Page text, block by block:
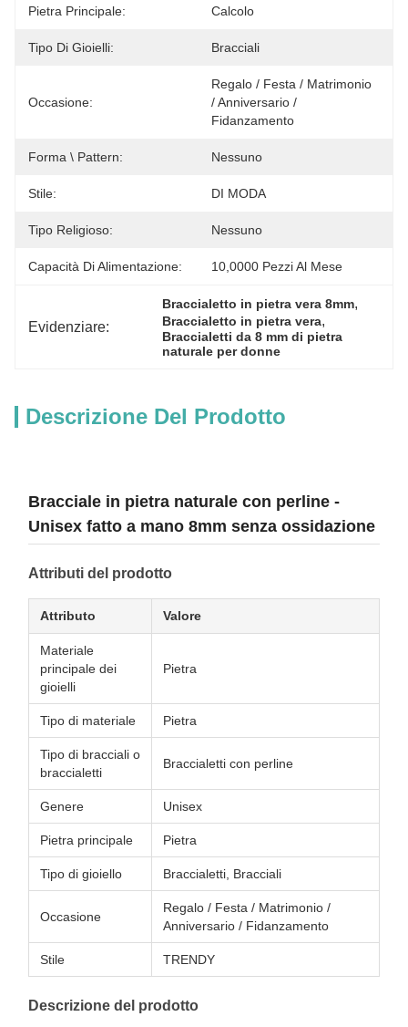
Pietra Principale: Calcolo
Tipo Di Gioielli: Bracciali
Occasione:
Regalo / Festa / Matrimonio
/ Anniversario /
Fidanzamento
Forma \ Pattern: Nessuno
Stile: DI MODA
Tipo Religioso: Nessuno
Capacità Di Alimentazione: 10,0000 Pezzi Al Mese
Evidenziare:
Braccialetto in pietra vera 8mm,
Braccialetto in pietra vera,
Braccialetti da 8 mm di pietra
naturale per donne
Descrizione Del Prodotto
Bracciale in pietra naturale con perline -
Unisex fatto a mano 8mm senza ossidazione
Attributi del prodotto
Attributo Valore
Materiale
principale dei
gioielli
Pietra
Tipo di materiale Pietra
Tipo di bracciali o
braccialetti
Braccialetti con perline
Genere Unisex
Pietra principale Pietra
Tipo di gioiello Braccialetti, Bracciali
Occasione
Regalo / Festa / Matrimonio /
Anniversario / Fidanzamento
Stile TRENDY
Descrizione del prodotto